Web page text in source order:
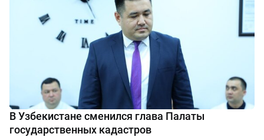
В Узбекистане сменился глава Палаты
государственных кадастров